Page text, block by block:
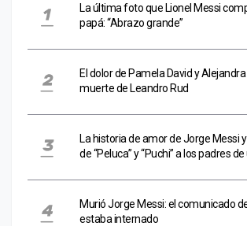
La última foto que Lionel Messi
papá: “Abrazo grande”
El dolor de Pamela David y
muerte de Leandro Rud
La historia de amor de Jorge Messi
de “Peluca” y “Puchi” a los padres
Murió Jorge Messi: el comunicado
estaba internado